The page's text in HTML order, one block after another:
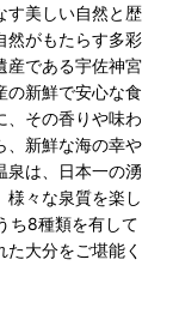
す美しい自然と歴
然がもたらす多彩
産である宇佐神宮
の新鮮で安心な食
、その香りや味わ
、新鮮な海の幸や
泉は、日本一の湧
様々な泉質を楽し
ち8種類を有して
大分をご堪能く